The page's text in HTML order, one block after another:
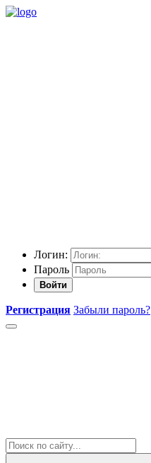
Логин:
Пароль
Войти
Регистрация Забыли пароль?